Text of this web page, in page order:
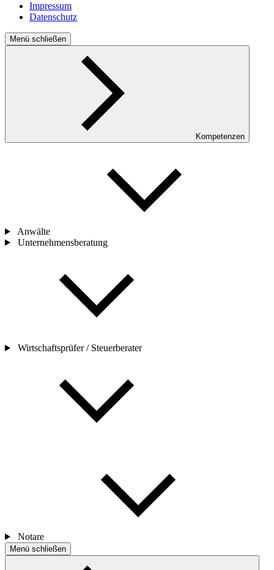
Impressum
Datenschutz
Menü schließen
Kompetenzen
Anwälte
Unternehmensberatung
Wirtschaftsprüfer / Steuerberater
Notare
Menü schließen